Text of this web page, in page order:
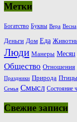
Метки
Богатство Буквы Вера Весна
Деньги Дом Еда
Люди Манеры Месяц
Общество Отношения
Праздники Природа Птицы
Семья Смысл Состояние
Свежие записи